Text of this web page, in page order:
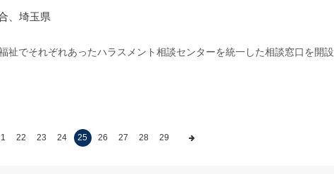
、埼玉県
祉でそれぞれあったハラスメント相談センターを統一した相談窓口を開設
22 23 24 25 26 27 28 29